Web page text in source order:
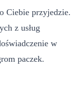
Ciebie przyjedzie.
z usług
w
paczek.